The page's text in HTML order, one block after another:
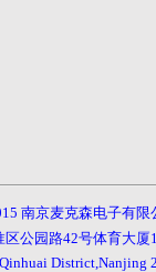
5 南京麦克森电子有限
公园路42号体育大厦
District,Nanjing